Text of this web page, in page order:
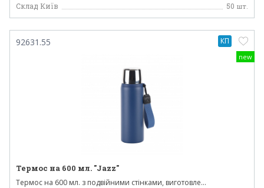
Склад Київ 50 шт.
new
92631.55
Термос на 600 мл. "Jazz"
Термос на 600 мл. з подвійними стінками, виготовле...
КП